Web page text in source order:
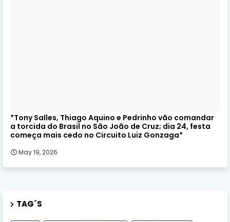
*Tony Salles, Thiago Aquino e Pedrinho vão comandar
a torcida do Brasil no São João de Cruz; dia 24, festa
começa mais cedo no Circuito Luiz Gonzaga*
May 19, 2026
TAG´S